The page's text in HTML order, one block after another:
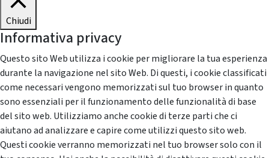
Chiudi
Informativa privacy
Questo sito Web utilizza i cookie per migliorare la tua esperienza
durante la navigazione nel sito Web. Di questi, i cookie classificati
come necessari vengono memorizzati sul tuo browser in quanto
sono essenziali per il funzionamento delle funzionalità di base
del sito web. Utilizziamo anche cookie di terze parti che ci
aiutano ad analizzare e capire come utilizzi questo sito web.
Questi cookie verranno memorizzati nel tuo browser solo con il